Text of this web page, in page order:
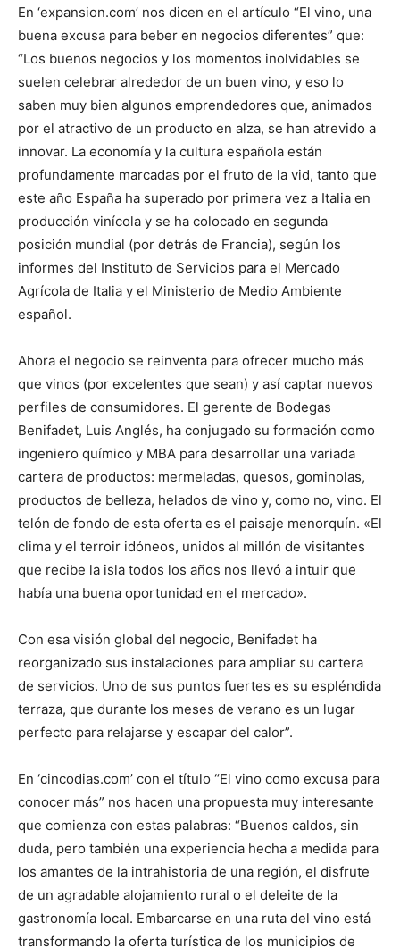
En ‘expansion.com’ nos dicen en el artículo “El vino, una
buena excusa para beber en negocios diferentes” que:
“Los buenos negocios y los momentos inolvidables se
suelen celebrar alrededor de un buen vino, y eso lo
saben muy bien algunos emprendedores que, animados
por el atractivo de un producto en alza, se han atrevido a
innovar. La economía y la cultura española están
profundamente marcadas por el fruto de la vid, tanto que
este año España ha superado por primera vez a Italia en
producción vinícola y se ha colocado en segunda
posición mundial (por detrás de Francia), según los
informes del Instituto de Servicios para el Mercado
Agrícola de Italia y el Ministerio de Medio Ambiente
español.
Ahora el negocio se reinventa para ofrecer mucho más
que vinos (por excelentes que sean) y así captar nuevos
perfiles de consumidores. El gerente de Bodegas
Benifadet, Luis Anglés, ha conjugado su formación como
ingeniero químico y MBA para desarrollar una variada
cartera de productos: mermeladas, quesos, gominolas,
productos de belleza, helados de vino y, como no, vino. El
telón de fondo de esta oferta es el paisaje menorquín. «El
clima y el terroir idóneos, unidos al millón de visitantes
que recibe la isla todos los años nos llevó a intuir que
había una buena oportunidad en el mercado».
Con esa visión global del negocio, Benifadet ha
reorganizado sus instalaciones para ampliar su cartera
de servicios. Uno de sus puntos fuertes es su espléndida
terraza, que durante los meses de verano es un lugar
perfecto para relajarse y escapar del calor”.
En ‘cincodias.com’ con el título “El vino como excusa para
conocer más” nos hacen una propuesta muy interesante
que comienza con estas palabras: “Buenos caldos, sin
duda, pero también una experiencia hecha a medida para
los amantes de la intrahistoria de una región, el disfrute
de un agradable alojamiento rural o el deleite de la
gastronomía local. Embarcarse en una ruta del vino está
transformando la oferta turística de los municipios de